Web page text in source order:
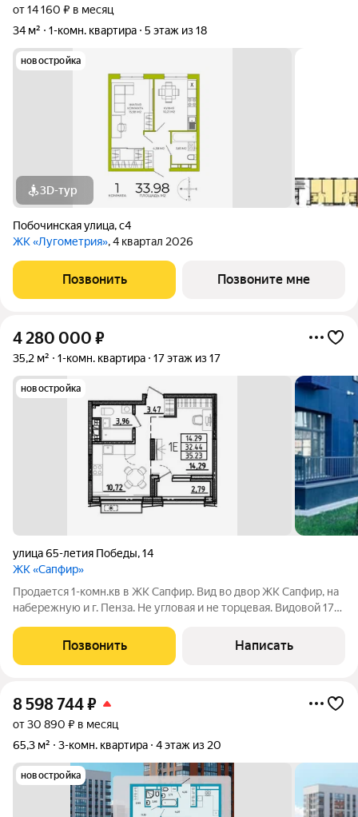
от 14 160 ₽ в месяц
34 м²
1-комн. квартира 5 этаж из 18
новостройка
3D-тур
Побочинская улица,с4
ЖК «Лугометрия», 4 квартал 2026
Позвонить Позвоните мне
4 280 000 ₽
35,2 м² 1-комн. квартира 17 этаж из 17
новостройка
улица 65-летия Победы,14
ЖК «Сапфир»
Продается 1-комн.кв в ЖК Сапфир. Вид во двор ЖК Сапфир, на
набережную и г. Пенза. Не угловая и не торцевая. Видовой 17
Этап 2 (секции 3,4) 25.05.2026г. Подходит только под базовую
ипотеку
Позвонить Написать
8 598 744₽
от 30 890 ₽ в месяц
65,3 м²
3-комн. квартира 4 этаж из 20
новостройка